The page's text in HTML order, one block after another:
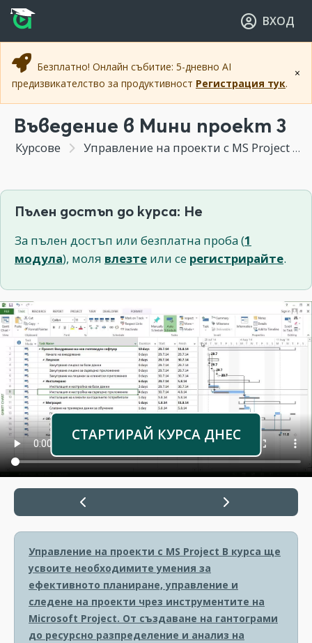
Прескочи към основното съдържание
Прескочи към навигацията
ВХОД
×
Безплатно! Онлайн събитие: 5-дневно AI
предизвикателство за продуктивност Регистрация тук.
Въведение в Мини проект 3
Курсове Управление на проекти с MS Project
Пълен достъп до курса: Не
За пълен достъп или безплатна проба (1
модула), моля влезте или се регистрирайте.
СТАРТИРАЙ КУРСА ДНЕС
Управление на проекти с MS Project В курса ще
усвоите необходимите умения за
ефективното планиране, управление и
следене на проекти чрез инструментите на
Microsoft Project. От създаване на гантограми
до ресурсно разпределение и анализ на